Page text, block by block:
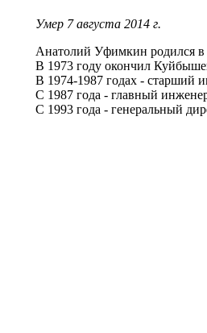
Умер 7 августа 2014 г.
Анатолий Уфимкин родился в
В 1973 году окончил
В 1974-1987 годах - старший
С 1987 года - главный
С 1993 года - генеральный